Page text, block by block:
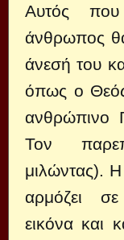
Αυτός
άνθρωπος
άνεσή του
όπως ο
ανθρώπινο
Τον
μιλώντας).
αρμόζει
εικόνα και